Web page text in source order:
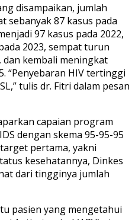
disampaikan, jumlah
sebanyak 87 kasus pada
97 kasus pada 2022,
2023, sempat turun
dan kembali meningkat
“Penyebaran HIV tertinggi
tulis dr. Fitri dalam pesan
capaian program
dengan skema 95-95-95
pertama, yakni
kesehatannya, Dinkes
dari tingginya jumlah
pasien yang mengetahui